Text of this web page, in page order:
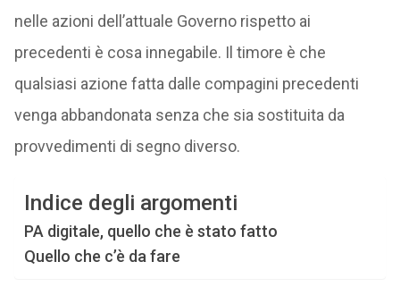
nelle azioni dell’attuale Governo rispetto ai
precedenti è cosa innegabile. Il timore è che
qualsiasi azione fatta dalle compagini precedenti
venga abbandonata senza che sia sostituita da
provvedimenti di segno diverso.
Indice degli argomenti
PA digitale, quello che è stato fatto
Quello che c’è da fare